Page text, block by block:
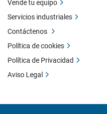
Vende tu equipo
Servicios industriales
Contáctenos
Política de cookies
Política de Privacidad
Aviso Legal